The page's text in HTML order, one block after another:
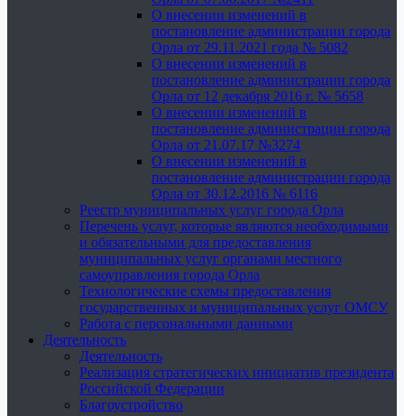
О внесении изменений в
постановление администрации города
Орла от 29.11.2021 года № 5082
О внесении изменений в
постановление администрации города
Орла от 12 декабря 2016 г. № 5658
О внесении изменений в
постановление администрации города
Орла от 21.07.17 №3274
О внесении изменений в
постановление администрации города
Орла от 30.12.2016 № 6116
Реестр муниципальных услуг города Орла
Перечень услуг, которые являются необходимыми
и обязательными для предоставления
муниципальных услуг органами местного
самоуправления города Орла
Технологические схемы предоставления
государственных и муниципальных услуг ОМСУ
Работа с персональными данными
Деятельность
Деятельность
Реализация стратегических инициатив президента
Российской Федерации
Благоустройство